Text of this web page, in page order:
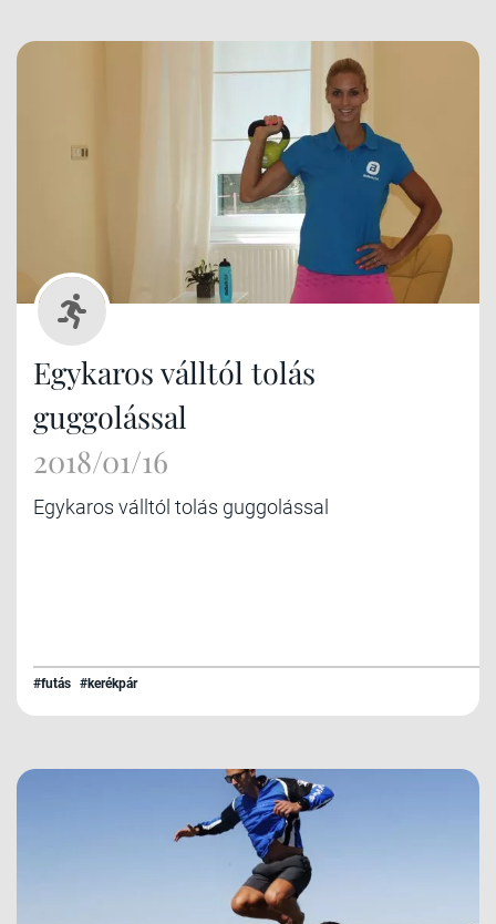
Egykaros válltól tolás
guggolással
2018/01/16
Egykaros válltól tolás guggolással
#futás #kerékpár